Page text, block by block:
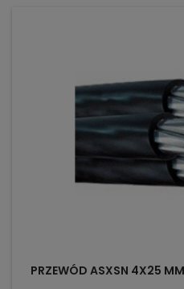
PRZEWÓD ASXSN 4X25